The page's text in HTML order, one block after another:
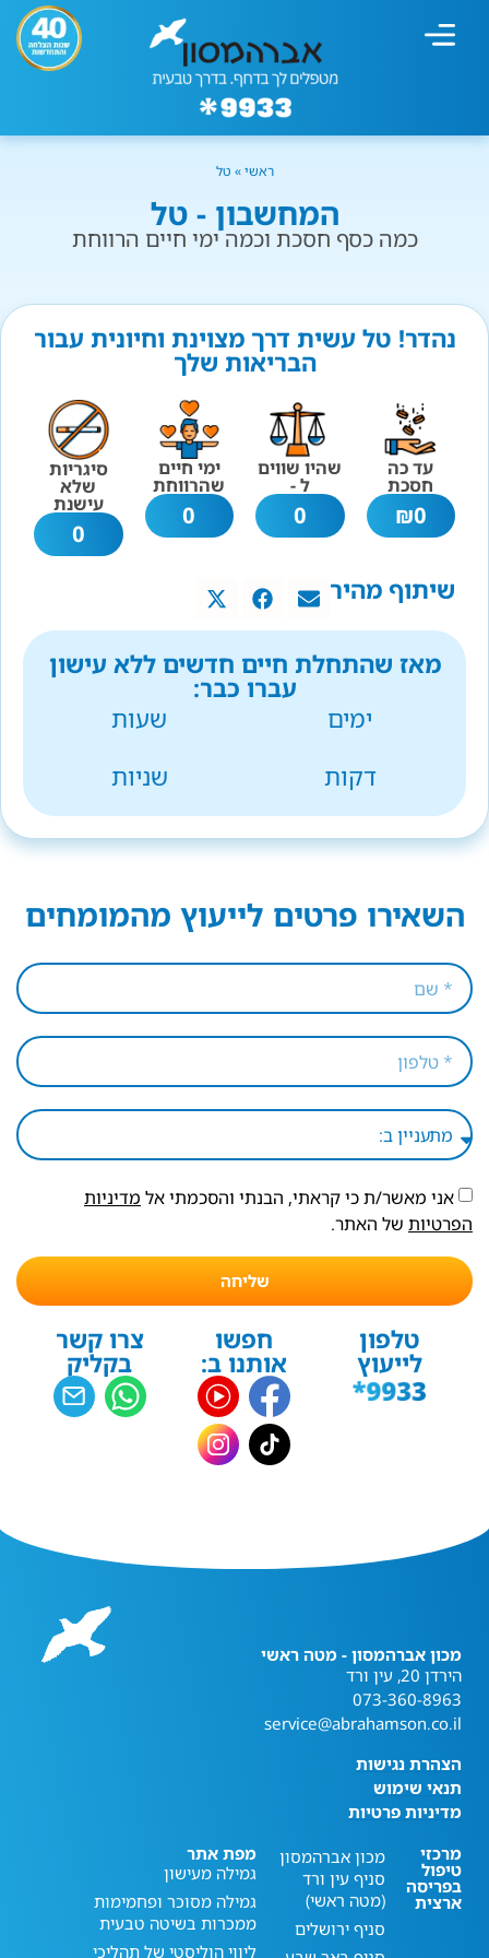
ראשי» טל
המחשבון - טל
כמה כסף חסכת וכמה ימי חיים הרווחת
נהדר! טל עשית דרך מצוינת וחיונית עבור
הבריאות שלך
עד כה
חסכת
0
₪
שהיו שווים
ל -
0
ימי חיים
שהרווחת
0
סיגריות
שלא
עישנת
0
שיתוף מהיר
מאז שהתחלת חיים חדשים ללא עישון
עברו כבר:
ימים
שעות
דקות
שניות
השאירו פרטים לייעוץ מהמומחים
אני מאשר/ת כי קראתי, הבנתי והסכמתי אל מדיניות
הפרטיות של האתר.
שליחה
טלפון
לייעוץ
חפשו
אותנו ב:
צרו קשר
בקליק
מכון אברהמסון - מטה ראשי
הירדן 20, עין ורד
073-360-8963
service@abrahamson.co.il
הצהרת נגישות
תנאי שימוש
מדיניות פרטיות
מרכזי
טיפול
בפריסה
ארצית
מכון אברהמסון
סניף עין ורד
(מטה ראשי)
סניף ירושלים
מפת אתר
גמילה מעישון
גמילה מסוכר ופחמימות
ממכרות בשיטה טבעית
ליווי הוליסטי של תהליכי